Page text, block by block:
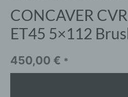
CONCAVER
ET45 5×112
450,00 € *